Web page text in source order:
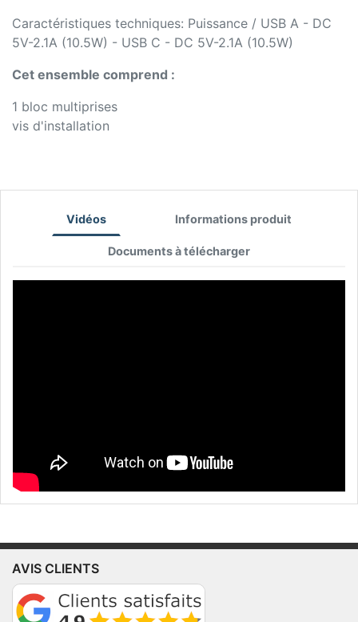
Caractéristiques techniques: Puissance / USB A - DC
5V-2.1A (10.5W) - USB C - DC 5V-2.1A (10.5W)
Cet ensemble comprend :
1 bloc multiprises
vis d'installation
Vidéos Informations produit
Documents à télécharger
AVIS CLIENTS